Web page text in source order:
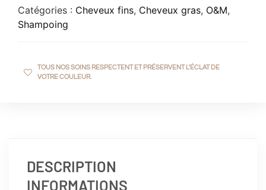
Catégories : Cheveux fins, Cheveux gras, O&M,
Shampoing
TOUS NOS SOINS RESPECTENT ET PRÉSERVENT L'ÉCLAT DE
VOTRE COULEUR.
DESCRIPTION
INFORMATIONS